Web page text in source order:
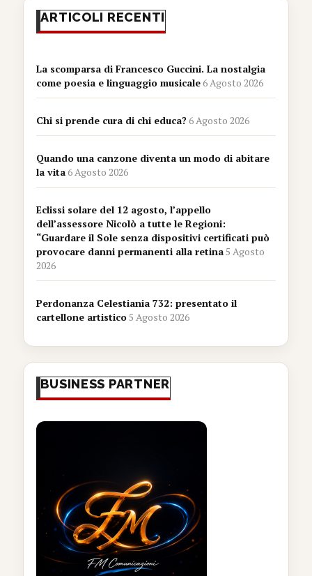
ARTICOLI RECENTI
La scomparsa di Francesco Guccini. La nostalgia
come poesia e linguaggio musicale6 Agosto 2026
Chi si prende cura di chi educa?6 Agosto 2026
Quando una canzone diventa un modo di abitare
la vita6 Agosto 2026
Eclissi solare del 12 agosto, l’appello
dell’assessore Nicolò a tutte le Regioni:
“Guardare il Sole senza dispositivi certificati può
provocare danni permanenti alla retina5 Agosto
2026
Perdonanza Celestiania 732: presentato il
cartellone artistico5 Agosto 2026
BUSINESS PARTNER